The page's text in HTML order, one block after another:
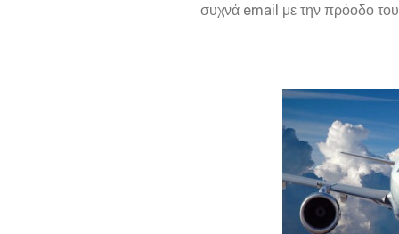
συχνά email με την πρόοδο